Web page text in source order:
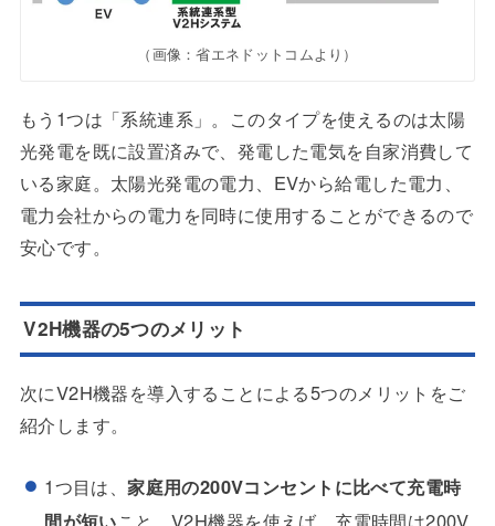
（画像：省エネドットコムより）
もう1つは「系統連系」。このタイプを使えるのは太陽
光発電を既に設置済みで、発電した電気を自家消費して
いる家庭。太陽光発電の電力、EVから給電した電力、
電力会社からの電力を同時に使用することができるので
安心です。
V2H機器の5つのメリット
次にV2H機器を導入することによる5つのメリットをご
紹介します。
1つ目は、家庭用の200Vコンセントに比べて充電時
間が短い こと。V2H機器を使えば、充電時間は200V